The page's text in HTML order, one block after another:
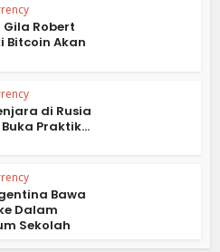
Gila Robert
Bitcoin Akan
di Rusia
Praktik...
Bawa
Dalam
Sekolah